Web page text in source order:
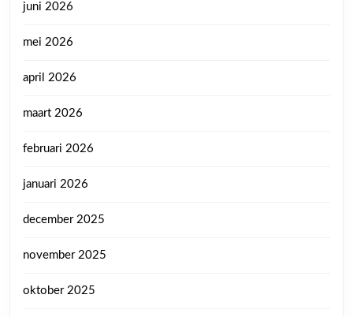
juni 2026
mei 2026
april 2026
maart 2026
februari 2026
januari 2026
december 2025
november 2025
oktober 2025